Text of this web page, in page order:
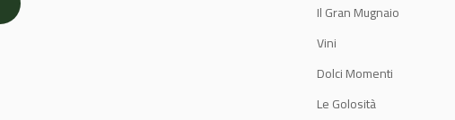
Il Gran Mugnaio
Vini
Dolci Momenti
Le Golosità